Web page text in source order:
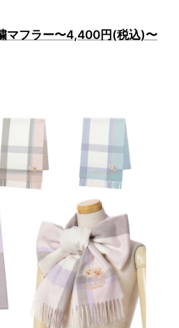
フラー〜4,400円(税込)〜